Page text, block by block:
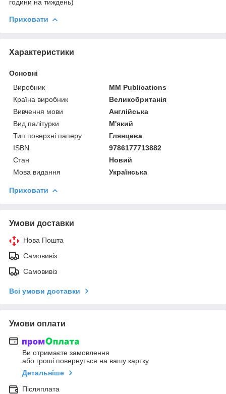
години на тиждень)
Приховати
Характеристики
Основні
Виробник
MM Publications
Країна виробник
Великобританія
Вивчення мови
Англійська
Вид палітурки
М'який
Тип поверхні паперу
Глянцева
ISBN
9786177713882
Стан
Новий
Мова видання
Українська
Приховати
Умови доставки
Нова Пошта
Самовивіз
Самовивіз
Всі умови доставки
Умови оплати
Ви отримаєте замовлення
або гроші повернуться на вашу картку
Детальніше
Післяплата